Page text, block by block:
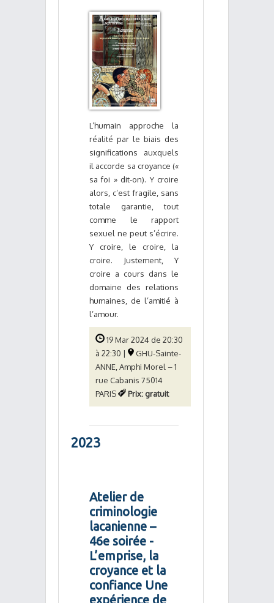
L’humain approche la
réalité par le biais des
significations auxquels
il accorde sa croyance («
sa foi » dit-on). Y croire
alors, c’est fragile, sans
totale garantie, tout
comme le rapport
sexuel ne peut s’écrire.
Y croire, le croire, la
croire. Justement, Y
croire a cours dans le
domaine des relations
humaines, de l’amitié à
l’amour.
19 Mar 2024 de 20:30
à 22:30 |
GHU-Sainte-
ANNE, Amphi Morel – 1
rue Cabanis 75014
PARIS
Prix: gratuit
2023
Atelier de
criminologie
lacanienne –
46e soirée -
L’emprise, la
croyance et la
confiance Une
expérience de